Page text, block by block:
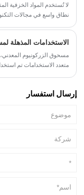
لا تُستخدم المواد الخزفية
نطاق واسع في مجالات
للجيل القادم من المواد
مسحوق الزركونيوم
متعدد الاستخدامات تم
الحديث.
إرسال استفسار